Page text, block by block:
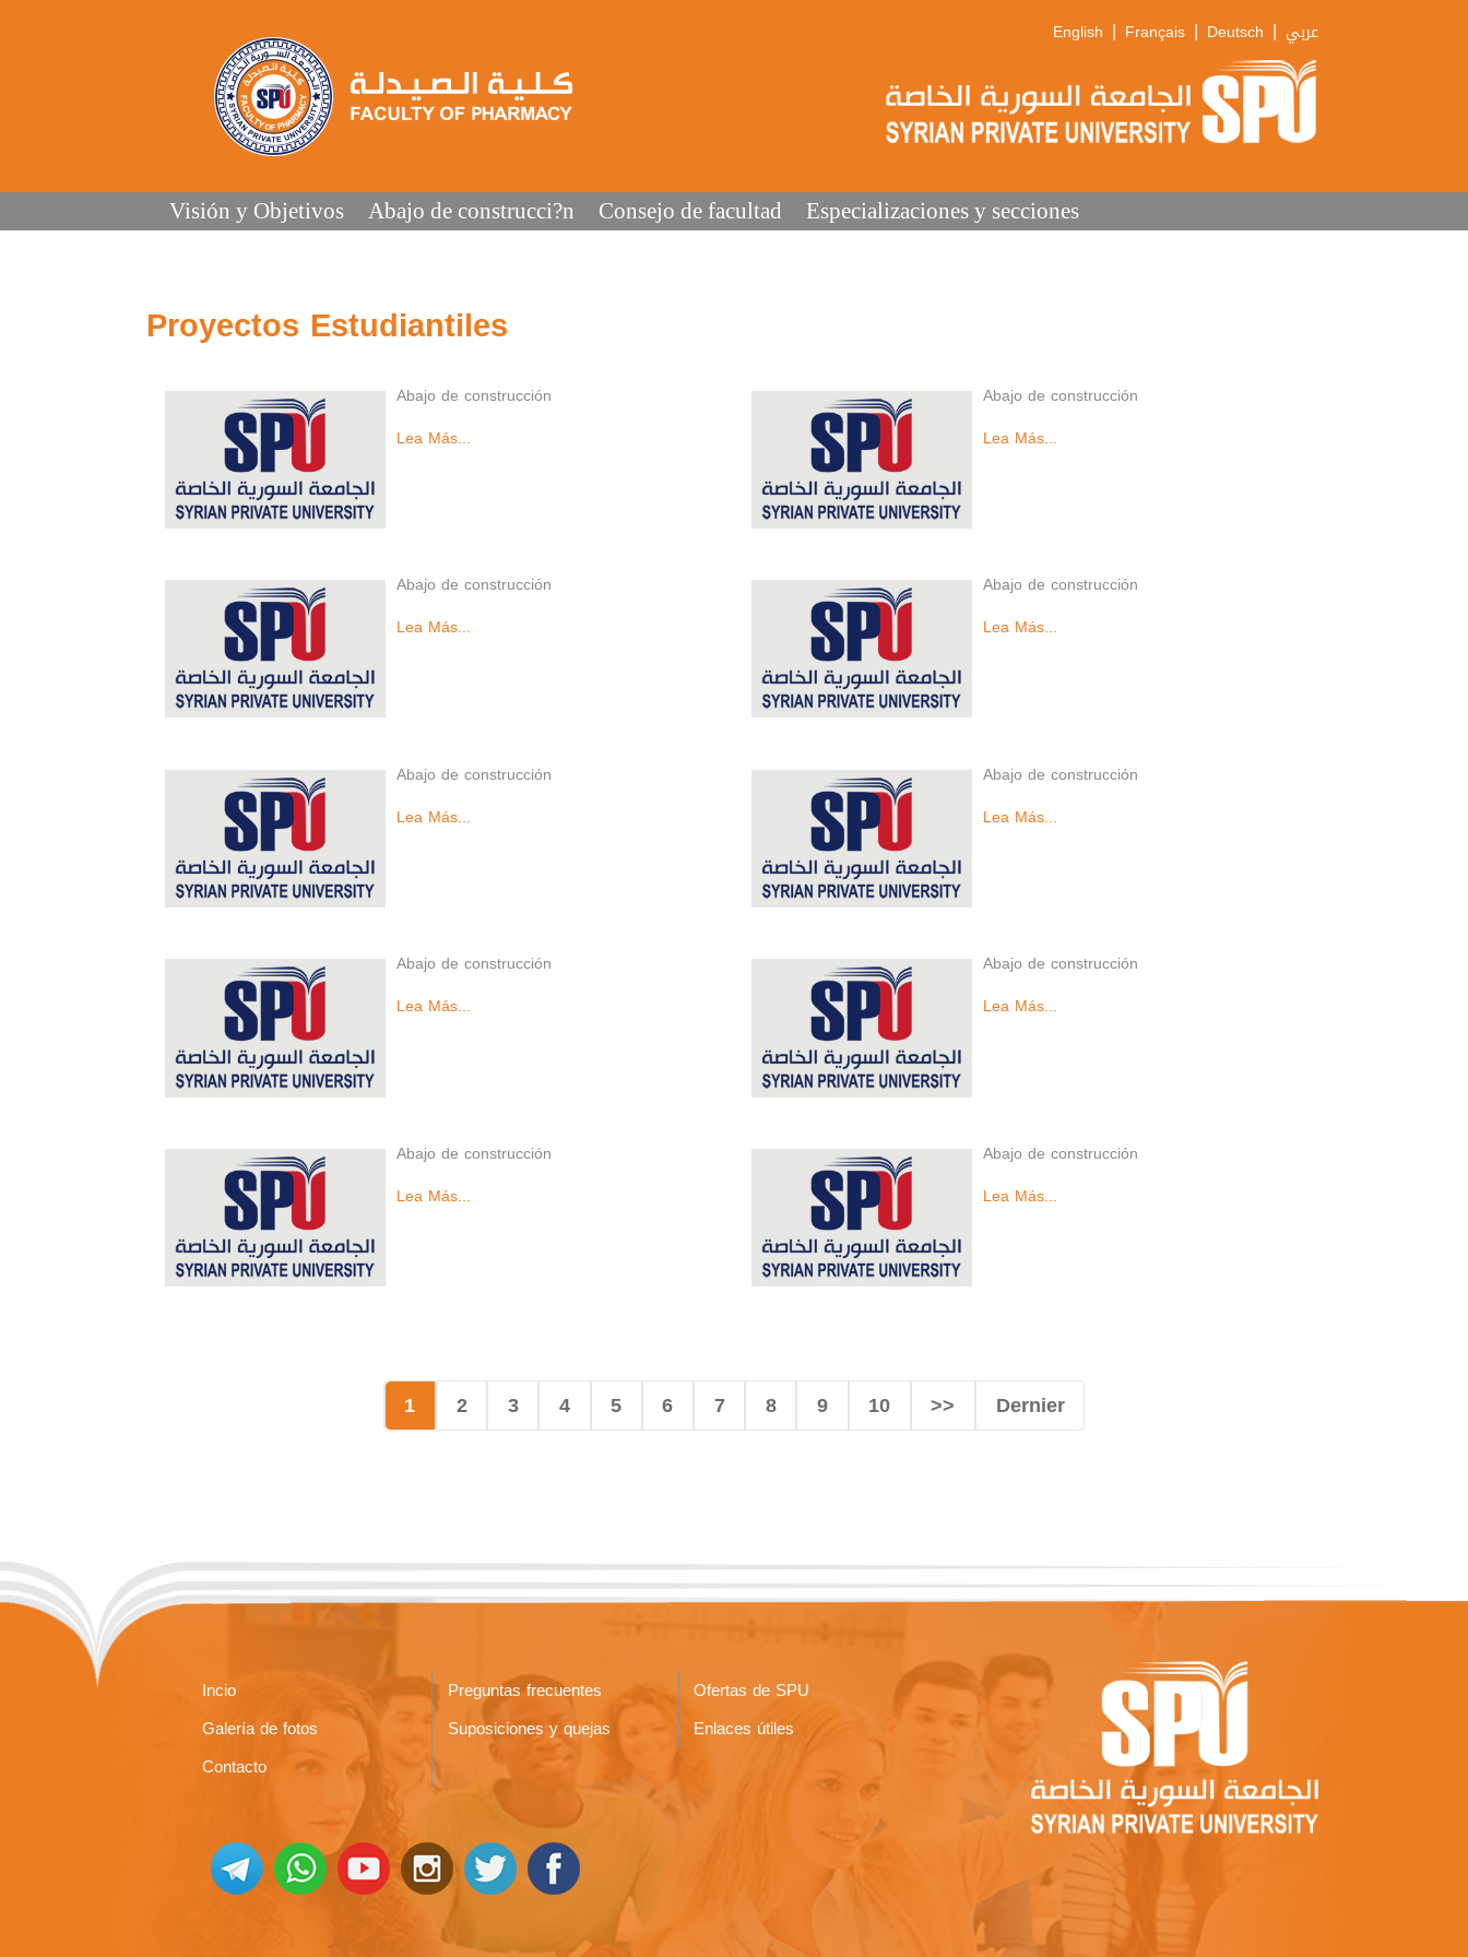
English | Français | Deutsch | عربي
Visión y Objetivos Abajo de construcci?n Consejo de facultad Especializaciones y secciones
Proyectos Estudiantiles
Abajo de construcción
Lea Más...
Abajo de construcción
Lea Más...
Abajo de construcción
Lea Más...
Abajo de construcción
Lea Más...
Abajo de construcción
Lea Más...
Abajo de construcción
Lea Más...
Abajo de construcción
Lea Más...
Abajo de construcción
Lea Más...
Abajo de construcción
Lea Más...
Abajo de construcción
Lea Más...
1 2 3 4 5 6 7 8 9 10 >> Dernier
Incio Preguntas frecuentes
Ofertas de SPU
Galería de fotos
Suposiciones y quejas
Enlaces útiles
Contacto